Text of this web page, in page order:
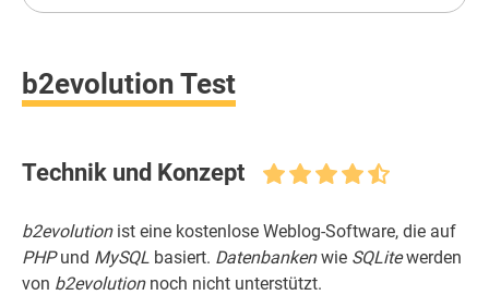
b2evolution Test
Technik und Konzept
b2evolutionist eine kostenlose Weblog-Software, die auf
PHPund MySQL basiert. Datenbankenwie SQLitewerden
von b2evolutionnoch nicht unterstützt.